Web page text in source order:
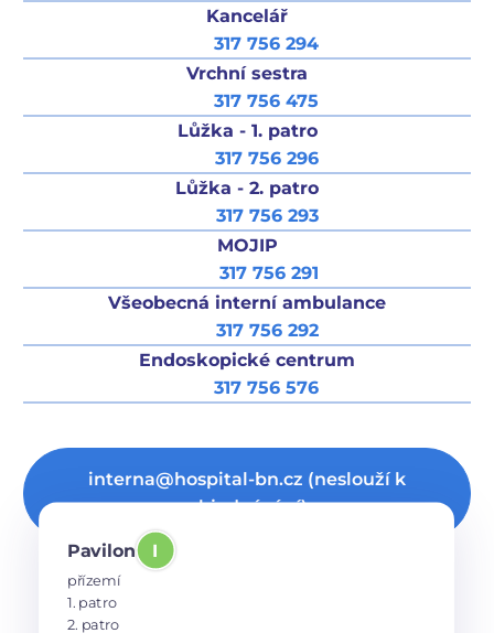
Kancelář
317 756 294
Vrchní sestra
317 756 475
Lůžka - 1. patro
317 756 296
Lůžka - 2. patro
317 756 293
MOJIP
317 756 291
Všeobecná interní ambulance
317 756 292
Endoskopické centrum
317 756 576
interna@hospital-bn.cz (neslouží k
objednávání)
Navigovat k budově
Laboratoř klinické biochemie
Oddělení klinické biochemie
Detail pracoviště
Pavilon I
přízemí
1. patro
2. patro